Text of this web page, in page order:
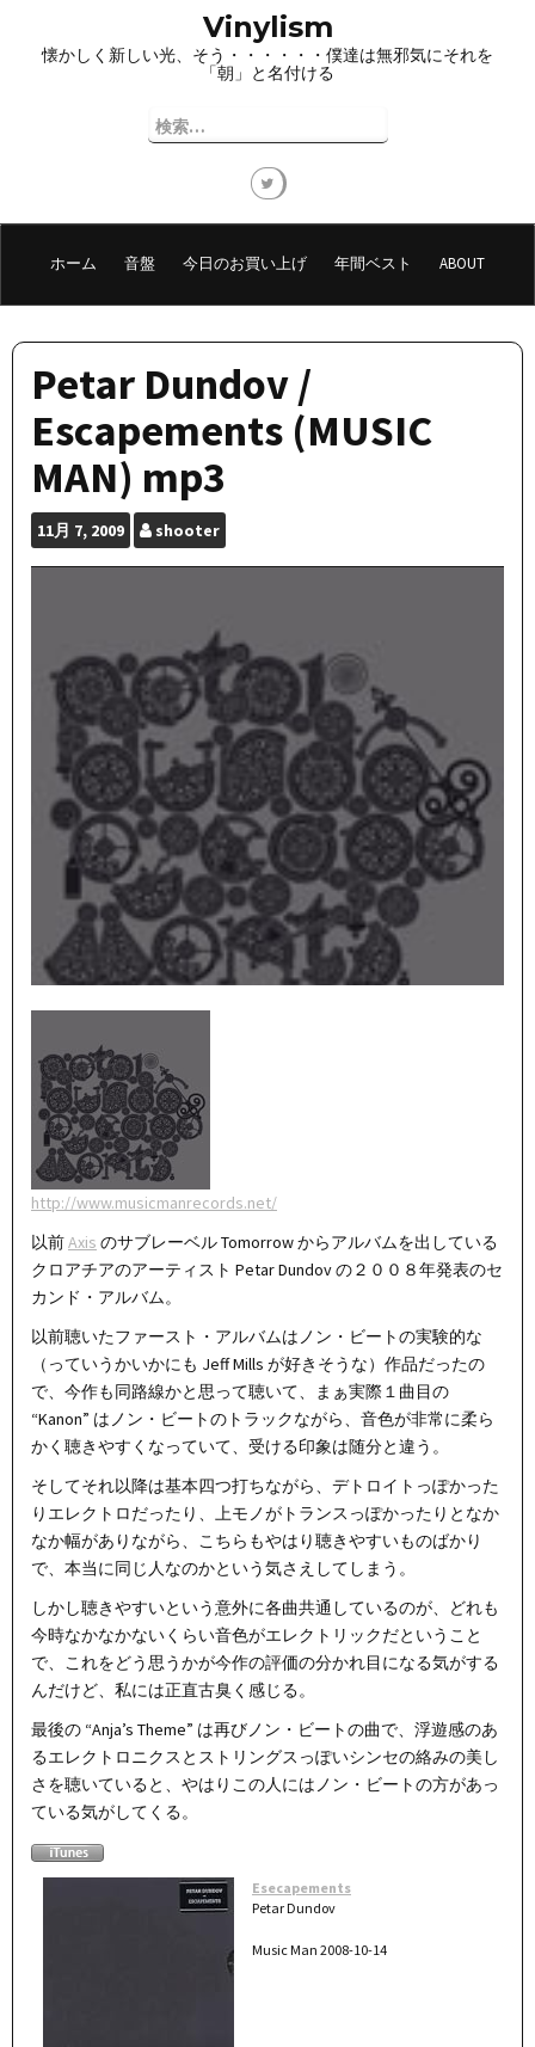
プ
Vinylism
懐かしく新しい光、そう・・・・・・僕達は無邪気にそれを
「朝」と名付ける
検
索:
ホーム 音盤 今日のお買い上げ 年間ベスト ABOUT
Petar Dundov /
Escapements (MUSIC
MAN) mp3
11月 7, 2009 shooter
http://www.musicmanrecords.net/
以前Axis のサブレーベル Tomorrow からアルバムを出している
クロアチアのアーティスト Petar Dundov の２００８年発表のセ
カンド・アルバム。
以前聴いたファースト・アルバムはノン・ビートの実験的な
（っていうかいかにも Jeff Mills が好きそうな）作品だったの
で、今作も同路線かと思って聴いて、まぁ実際１曲目の
“Kanon” はノン・ビートのトラックながら、音色が非常に柔ら
かく聴きやすくなっていて、受ける印象は随分と違う。
そしてそれ以降は基本四つ打ちながら、デトロイトっぽかった
りエレクトロだったり、上モノがトランスっぽかったりとなか
なか幅がありながら、こちらもやはり聴きやすいものばかり
で、本当に同じ人なのかという気さえしてしまう。
しかし聴きやすいという意外に各曲共通しているのが、どれも
今時なかなかないくらい音色がエレクトリックだということ
で、これをどう思うかが今作の評価の分かれ目になる気がする
んだけど、私には正直古臭く感じる。
最後の “Anja’s Theme” は再びノン・ビートの曲で、浮遊感のあ
るエレクトロニクスとストリングスっぽいシンセの絡みの美し
さを聴いていると、やはりこの人にはノン・ビートの方があっ
ている気がしてくる。
Esecapements
Petar Dundov
Music Man 2008-10-14